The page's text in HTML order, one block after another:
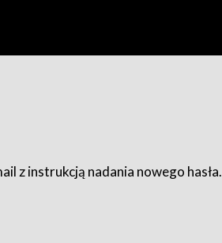
z instrukcją nadania nowego hasła.